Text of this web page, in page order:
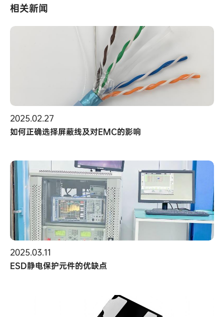
相关新闻
2025.02.27
如何正确选择屏蔽线及对EMC的影响
2025.03.11
ESD静电保护元件的优缺点